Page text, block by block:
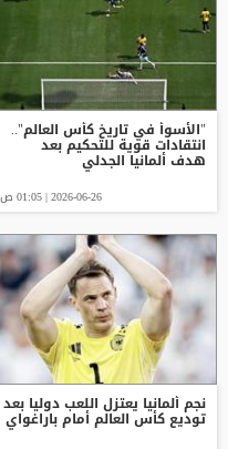
"الأسوأ في تاريخ كأس العالم"..
انتقادات قوية للتحكيم بعد
هدف ألمانيا الجدلي
2026-06-26 | 01:05 ص
نجم ألمانيا يعتزل اللعب دوليا بعد
توديع كأس العالم أمام باراغواي